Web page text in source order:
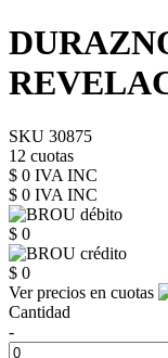
SKU 30875
12 cuotas
$ 0 IVA INC
$ 0 IVA INC
$ 0
$ 0
Ver precios en cuotas
Cantidad
-